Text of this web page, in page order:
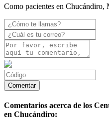
Como pacientes en Chucándiro,
Comentarios acerca de los
en Chucándiro: